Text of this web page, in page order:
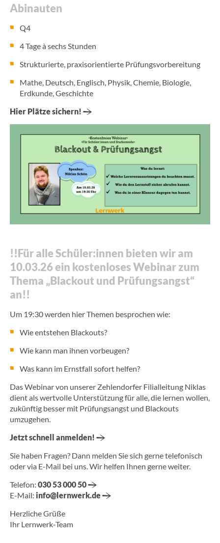
Abinauten
Q4
4 Tage à sechs Stunden
Strukturierte, praxisorientierte Prüfungsvorbereitung
Mathe, Deutsch, Englisch, Physik, Chemie, Biologie,
Erdkunde, Geschichte
Hier Plätze sichern!
!!Für alle Schüler:innen bieten wir am
10.03.26 ein kostenloses Webinar zum
Thema „Blackout und Prüfungsangst“
an!!
Um 19:30 werden hier Themen besprochen wie:
Wie entstehen Blackouts?
Wie kann man ihnen vorbeugen?
Was kann im Ernstfall sofort helfen?
Das Webinar von unserer Zehlendorfer Filialleitung Niklas
dient als wertvolle Unterstützung für alle, die lernen wollen,
zukünftig besser mit Prüfungsangst und Blackouts
umzugehen.
Jetzt schnell anmelden!
Sie haben Fragen? Dann melden Sie sich gerne telefonisch
oder via E-Mail bei uns. Wir helfen Ihnen gerne weiter.
Telefon: 030 53 000 50
E-Mail: info@lernwerk.de
Herzliche Grüße
Ihr Lernwerk-Team